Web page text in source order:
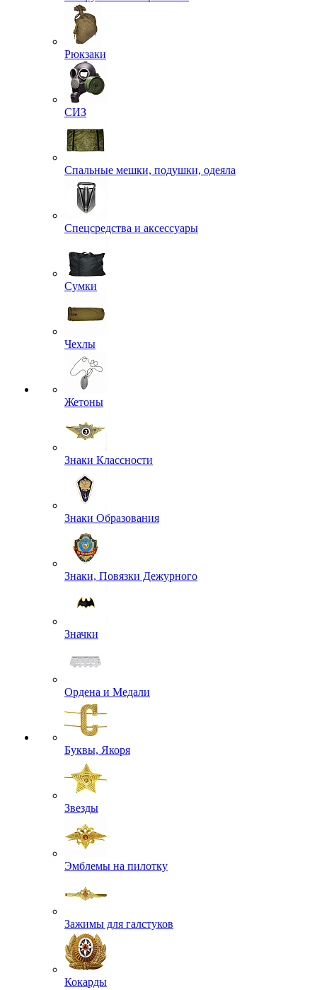
Рюкзаки
СИЗ
Спальные мешки, подушки, одеяла
Спецсредства и аксессуары
Сумки
Чехлы
Жетоны
Знаки Классности
Знаки Образования
Знаки, Повязки Дежурного
Значки
Ордена и Медали
Буквы, Якоря
Звезды
Эмблемы на пилотку
Зажимы для галстуков
Кокарды